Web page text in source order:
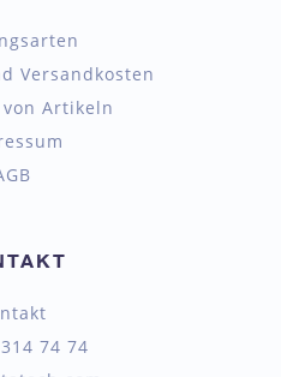
Versandkosten
von Artikeln
74 74